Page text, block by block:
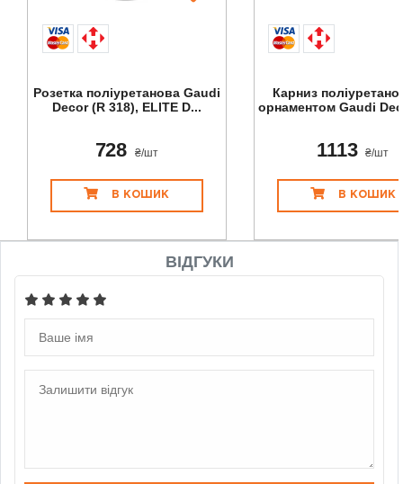
Розетка поліуретанова Gaudi
Decor (R 318), ELITE D...
728 ₴/шт
В КОШИК
Карниз
орнаментом Gaudi
1113 ₴/шт
В КОШИК
ВІДГУКИ